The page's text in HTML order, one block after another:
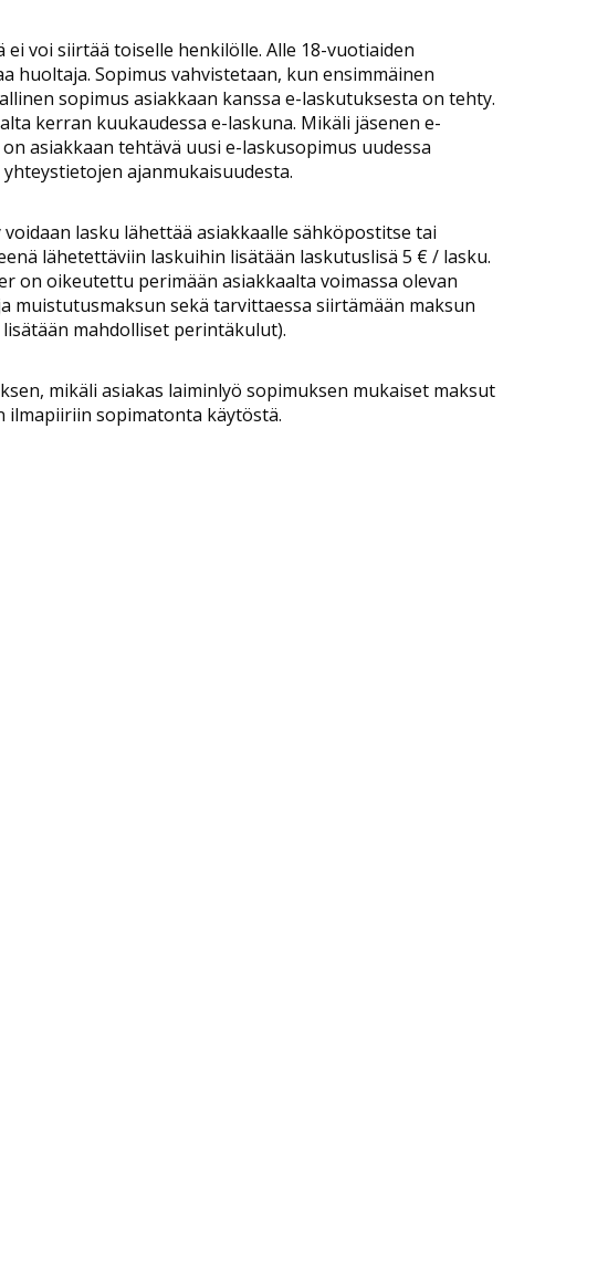
voi siirtää toiselle henkilölle. Alle 18-vuotiaiden
huoltaja. Sopimus vahvistetaan, kun ensimmäinen
sopimus asiakkaan kanssa e-laskutuksesta on tehty.
kerran kuukaudessa e-laskuna. Mikäli jäsenen e-
asiakkaan tehtävä uusi e-laskusopimus uudessa
ajanmukaisuudesta.
lasku lähettää asiakkaalle sähköpostitse tai
lähetettäviin laskuihin lisätään laskutuslisä 5 € / lasku.
on oikeutettu perimään asiakkaalta voimassa olevan
muistutusmaksun sekä tarvittaessa siirtämään maksun
mahdolliset perintäkulut).
mikäli asiakas laiminlyö sopimuksen mukaiset maksut
sopimatonta käytöstä.